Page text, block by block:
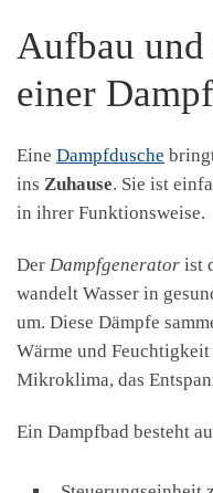
Aufbau
einer
Eine Dampfdusche
ins Zuhause. Sie ist
in ihrer Funktionsweise.
Der Dampfgenerator ist
wandelt Wasser in
um. Diese Dämpfe
Wärme und
Mikroklima, das
Ein Dampfbad besteht